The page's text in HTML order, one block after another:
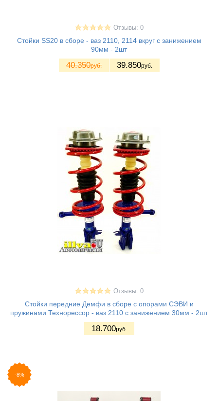
Отзывы: 0
Стойки SS20 в сборе - ваз 2110, 2114 вкруг с занижением
90мм - 2шт
40.350руб. 39.850руб.
Отзывы: 0
Стойки передние Демфи в сборе с опорами СЭВИ и
пружинами Технорессор - ваз 2110 с занижением 30мм - 2шт
18.700руб.
-8%